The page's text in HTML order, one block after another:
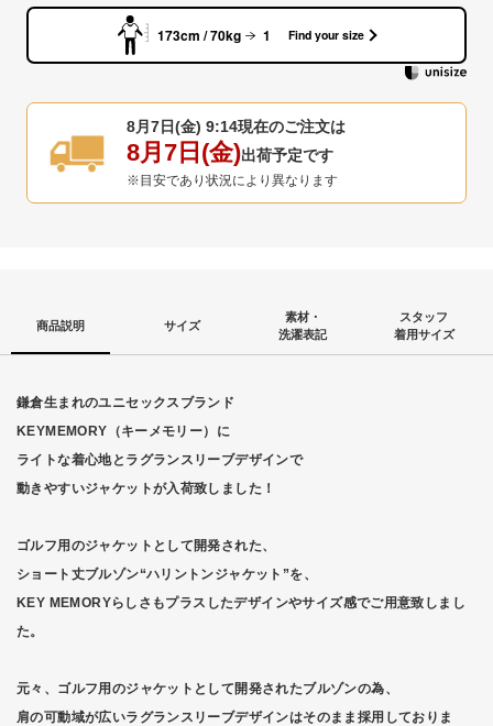
173cm / 70kg 1 Find your size
8月7日(金) 9:14現在のご注文は
8月7日(金)出荷予定です
※目安であり状況により異なります
商品説明 サイズ
素材・
洗濯表記
スタッフ
着用サイズ
鎌倉生まれのユニセックスブランド
KEYMEMORY（キーメモリー）に
ライトな着心地とラグランスリーブデザインで
動きやすいジャケットが入荷致しました！
ゴルフ用のジャケットとして開発された、
ショート丈ブルゾン“ハリントンジャケット”を、
KEY MEMORYらしさもプラスしたデザインやサイズ感でご用意致しまし
た。
元々、ゴルフ用のジャケットとして開発されたブルゾンの為、
肩の可動域が広いラグランスリーブデザインはそのまま採用しておりま